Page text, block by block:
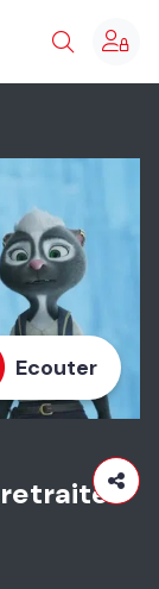
Ecouter
»